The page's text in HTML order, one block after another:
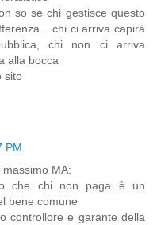
so se chi gestisce questo
ci arriva capirà
chi non ci arriva
alla bocca
sito
PM
MA:
che chi non paga è un
bene comune
controllore e garante della